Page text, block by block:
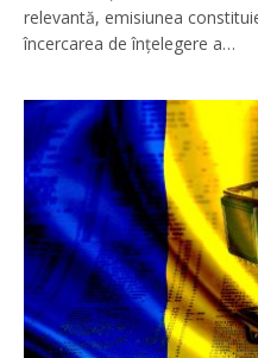
relevantă, emisiunea
încercarea de înţelegere a…